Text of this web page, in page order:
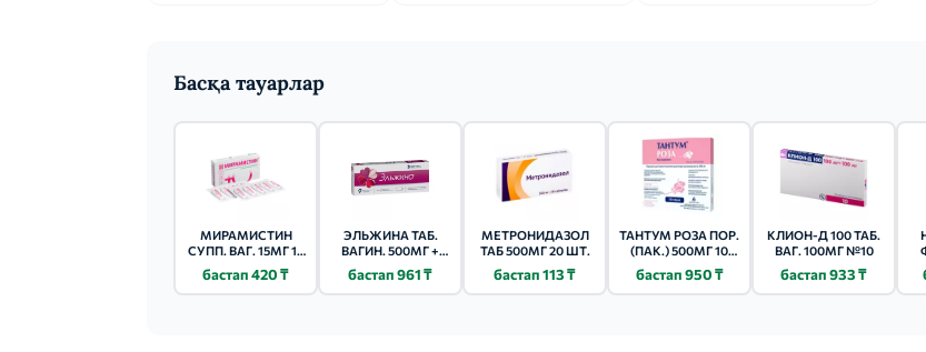
Басқа тауарлар
МИРАМИСТИН
СУПП. ВАГ. 15МГ 10
бастап 420 ₸
ЭЛЬЖИНА ТАБ.
ВАГИН. 500МГ +
100МГ №6
бастап 961 ₸
МЕТРОНИДАЗОЛ
ТАБ 500МГ 20 ШТ.
бастап 113 ₸
ТАНТУМ РОЗА ПОР.
(ПАК.) 500МГ 10
бастап 950 ₸
КЛИОН-Д 100 ТАБ.
ВАГ. 100МГ №10
бастап 933 ₸